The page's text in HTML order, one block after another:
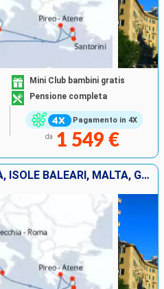
Pagamento in 4X
Mini Club bambini gratis
Pensione completa
da 1 549 €
ITALIA, FRANCIA, SPAGNA, ISOLE BALEARI, MALTA, GRECIA